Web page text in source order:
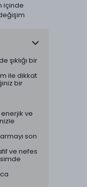
içinde
şıklığı bir
ile dikkat
bir
enerjik ve
son
ve nefes